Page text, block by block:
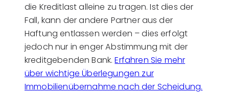
die Kreditlast alleine zu tragen. Ist dies der
Fall, kann der andere Partner aus der
Haftung entlassen werden – dies erfolgt
jedoch nur in enger Abstimmung mit der
kreditgebenden Bank.Erfahren Sie mehr
über wichtige Überlegungen zur
Immobilienübernahme nach der Scheidung.